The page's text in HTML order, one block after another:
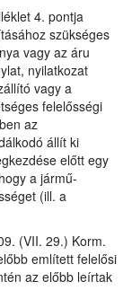
4. pontja
szükséges
vagy az áru
nyilatkozat
vagy a
felelősségi
az
állít ki
előtt egy
a jármű-
(ill. a
(VII. 29.) Korm.
említett felelősi
az előbb leírtak